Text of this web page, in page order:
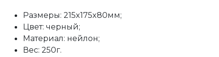
Размеры: 215x175x80мм;
Цвет: черный;
Материал: нейлон;
Вес: 250г.